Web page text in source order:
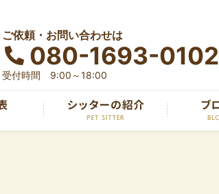
ご依頼・お問い合わせは
080-1693-0102
受付時間 9:00～18:00